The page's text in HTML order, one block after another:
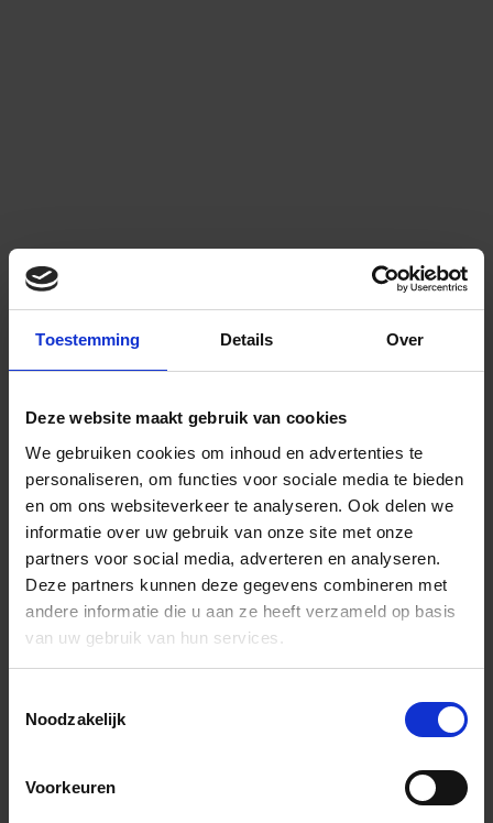
Toestemming Details Over
Deze website maakt gebruik van cookies
We gebruiken cookies om inhoud en advertenties te
personaliseren, om functies voor sociale media te bieden
en om ons websiteverkeer te analyseren. Ook delen we
informatie over uw gebruik van onze site met onze
partners voor social media, adverteren en analyseren.
Deze partners kunnen deze gegevens combineren met
andere informatie die u aan ze heeft verzameld op basis
van uw gebruik van hun services.
Noodzakelijk
Voorkeuren